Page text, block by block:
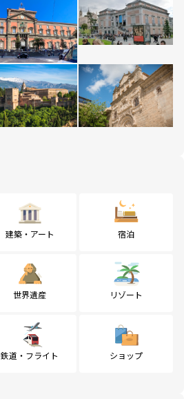
建築・アート 宿泊
世界遺産 リゾート
鉄道・フライト ショップ